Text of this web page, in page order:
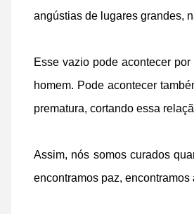
angústias de lugares grandes,
Esse vazio pode acontecer
homem. Pode acontecer
prematura, cortando essa
Assim, nós somos curados
encontramos paz,